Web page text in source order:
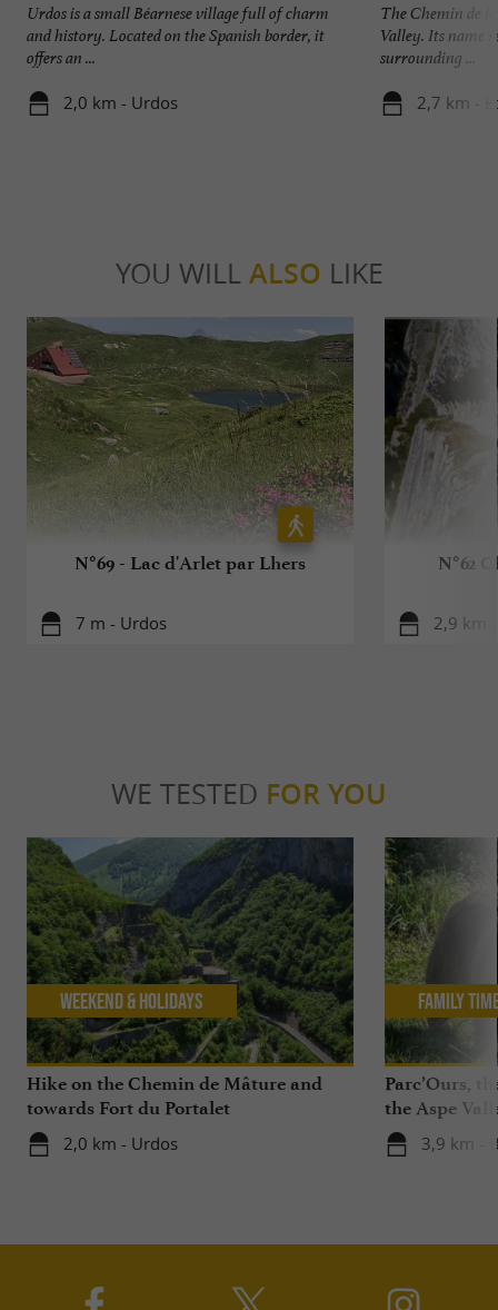
Urdos is a small Béarnese village full of charm
and history. Located on the Spanish border, it
offers an ...
2,0 km - Urdos
The Chemin de
Valley. Its name
surrounding ...
2,7 km -
YOU WILL ALSO LIKE
N°69 - Lac d'Arlet par Lhers
7 m - Urdos
N°62
2,9 km
WE TESTED FOR YOU
Hike on the Chemin de Mâture and
towards Fort du Portalet
2,0 km - Urdos
Weekend & Holidays
Parc’Ours,
the Aspe
3,9 km -
Family